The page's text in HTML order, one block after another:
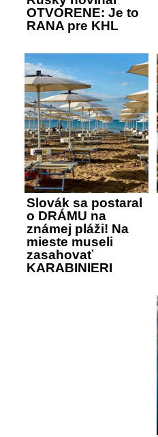
OTVORENE: Je to
RANA pre KHL
Slovák sa postaral
o DRÁMU na
známej pláži! Na
mieste museli
zasahovať
KARABINIERI